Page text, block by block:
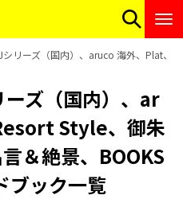
リーズ（国内）、aruco 海外、Plat、
ズ（国内）、ar
Style、御朱
＆絶景、BOOKS
ブック一覧